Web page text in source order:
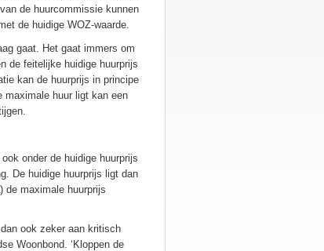
de huurcommissie kunnen
de huidige WOZ-waarde.
gaat. Het gaat immers om
de feitelijke huidige huurprijs
kan de huurprijs in principe
maximale huur ligt kan een
onder de huidige huurprijs
De huidige huurprijs ligt dan
de maximale huurprijs
ook zeker aan kritisch
Woonbond. ‘Kloppen de